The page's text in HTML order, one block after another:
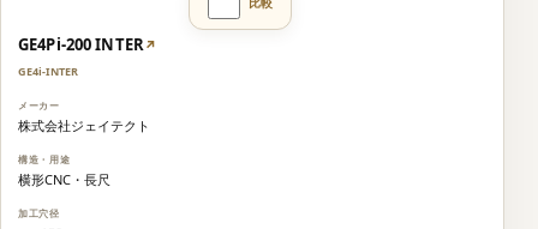
GE4Pi-200 INTER↗
GE4i-INTER
株式会社ジェイテクト
横形CNC・長尺